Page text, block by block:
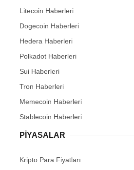
Litecoin Haberleri
Dogecoin Haberleri
Hedera Haberleri
Polkadot Haberleri
Sui Haberleri
Tron Haberleri
Memecoin Haberleri
Stablecoin Haberleri
PIYASALAR
Kripto Para Fiyatları